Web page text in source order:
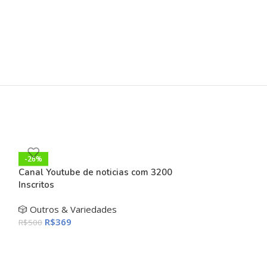
-26%
Canal Youtube de noticias com 3200
Inscritos
🎲 Outros & Variedades
R$500 R$369